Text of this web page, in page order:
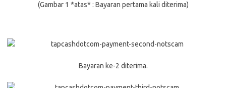
(Gambar 1 *atas* : Bayaran pertama kali diterima)
Bayaran ke-2 diterima.